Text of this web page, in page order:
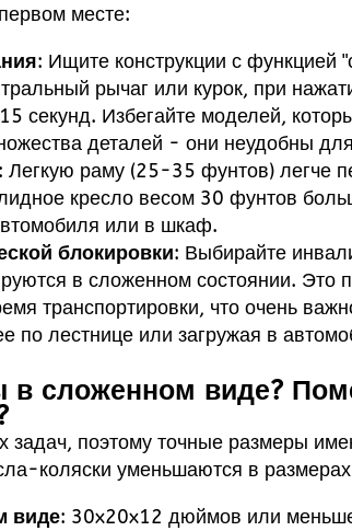
месте:
: Ищите конструкции с функцией
рычаг или курок, при
секунд. Избегайте моделей,
деталей - они неудобны
: Легкую раму (25-35 фунтов) легче
кресло весом 30 фунтов
или в шкаф.
блокировки: Выбирайте
в сложенном состоянии. Это
транспортировки, что очень
по лестнице или загружая в
в сложенном виде?
задач, поэтому точные размеры
коляски уменьшаются в
виде: 30x20x12 дюймов или